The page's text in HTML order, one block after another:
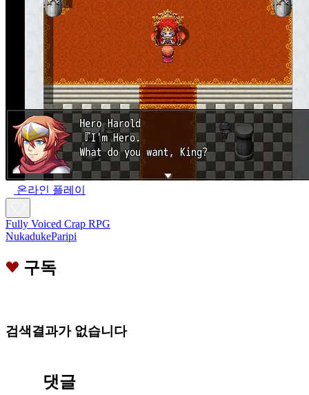
온라인 플레이
Fully Voiced Crap RPG
NukadukeParipi
구독
검색결과가 없습니다
댓글